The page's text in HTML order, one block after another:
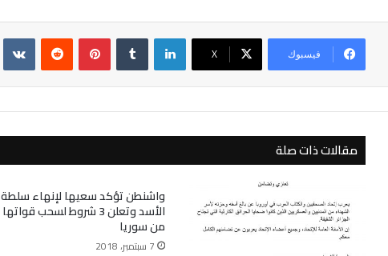
فيسبوك ‫X
لينكدإن بينتيريست
مقالات ذات صلة
واشنطن تؤكد سعيها لإنهاء سلطة
الأسد وتعلن 3 شروط لسحب قواتها
من سوريا
7 سبتمبر، 2018